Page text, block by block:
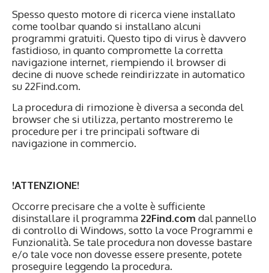
Spesso questo motore di ricerca viene installato
come toolbar quando si installano alcuni
programmi gratuiti. Questo tipo di virus è davvero
fastidioso, in quanto compromette la corretta
navigazione internet, riempiendo il browser di
decine di nuove schede reindirizzate in automatico
su 22Find.com.
La procedura di rimozione è diversa a seconda del
browser che si utilizza, pertanto mostreremo le
procedure per i tre principali software di
navigazione in commercio.
!ATTENZIONE!
Occorre precisare che a volte è sufficiente
disinstallare il programma 22Find.com dal pannello
di controllo di Windows, sotto la voce Programmi e
Funzionalità. Se tale procedura non dovesse bastare
e/o tale voce non dovesse essere presente, potete
proseguire leggendo la procedura.